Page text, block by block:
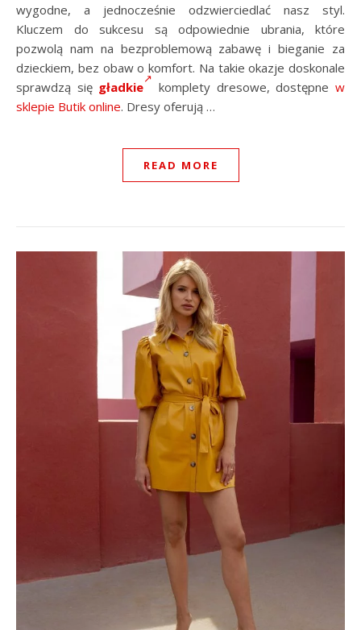
wygodne, a jednocześnie odzwierciedlać nasz styl.
Kluczem do sukcesu są odpowiednie ubrania, które
pozwolą nam na bezproblemową zabawę i bieganie za
dzieckiem, bez obaw o komfort. Na takie okazje doskonale
sprawdzą się gładkie komplety dresowe, dostępnew
sklepie Butik online. Dresy oferują …
READ MORE